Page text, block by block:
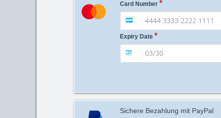
Card Number
Expiry Date
Sichere Bezahlung mit PayPal